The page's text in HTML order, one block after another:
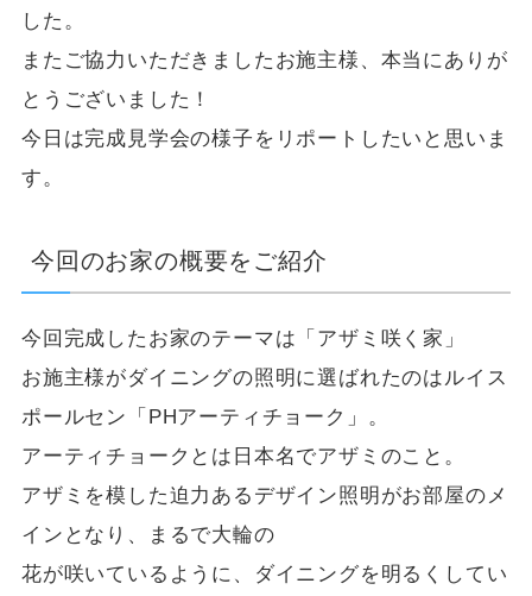
した。
またご協力いただきましたお施主様、本当にありが
とうございました！
今日は完成見学会の様子をリポートしたいと思いま
す。
今回のお家の概要をご紹介
今回完成したお家のテーマは「アザミ咲く家」
お施主様がダイニングの照明に選ばれたのはルイス
ポールセン「PHアーティチョーク」。
アーティチョークとは日本名でアザミのこと。
アザミを模した迫力あるデザイン照明がお部屋のメ
インとなり、まるで大輪の
花が咲いているように、ダイニングを明るくしてい